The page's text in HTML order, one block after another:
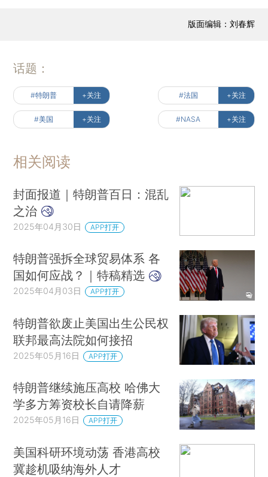
版面编辑：刘春辉
话题：
#特朗普 +关注 #法国 +关注
#美国 +关注 #NASA +关注
相关阅读
封面报道｜特朗普百日：混乱
之治
2025年04月30日 APP打开
特朗普强拆全球贸易体系 各
国如何应战？｜特稿精选
2025年04月03日 APP打开
特朗普欲废止美国出生公民权
联邦最高法院如何接招
2025年05月16日 APP打开
特朗普继续施压高校 哈佛大
学多方筹资校长自请降薪
2025年05月16日 APP打开
美国科研环境动荡 香港高校
冀趁机吸纳海外人才